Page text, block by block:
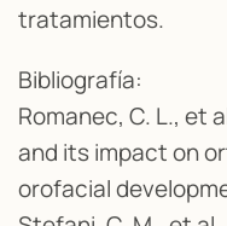
tratamientos.
Bibliografía:
Romanec, C. L., et
and its impact on
orofacial